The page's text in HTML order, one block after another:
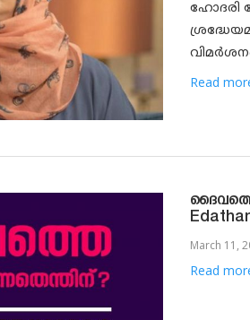
ഹോദരി
Read
March 11,
Read